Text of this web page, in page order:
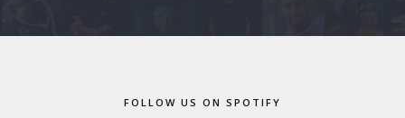
FOLLOW US ON SPOTIFY